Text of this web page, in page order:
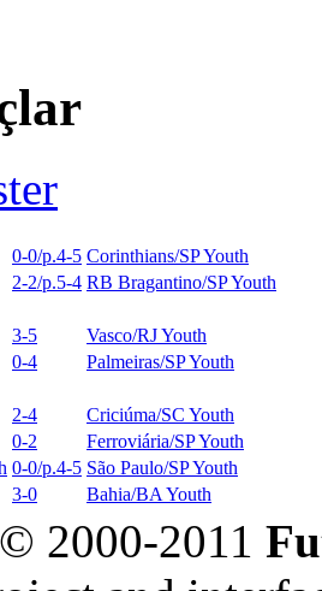
0-0/p.4-5 Corinthians/SP Youth
2-2/p.5-4 RB Bragantino/SP Youth
3-5
Vasco/RJ Youth
0-4
Palmeiras/SP Youth
2-4
Criciúma/SC Youth
0-2
Ferroviária/SP Youth
0-0/p.4-5 São Paulo/SP Youth
3-0 Bahia/BA Youth
2000-2011